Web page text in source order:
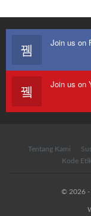
Join us on
Join us on
Tentang Kami
Kode
© 2026 -